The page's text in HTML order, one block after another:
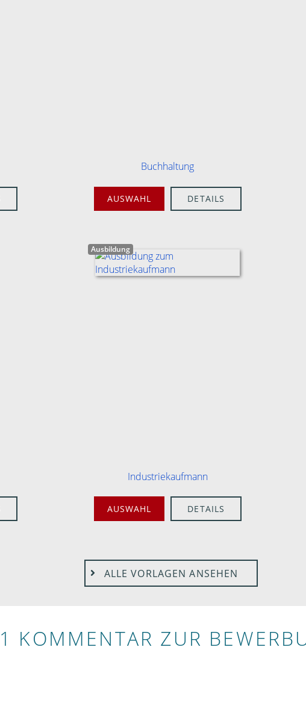
Buchhaltung
AUSWAHL DETAILS
Ausbildung
Industriekaufmann
AUSWAHL DETAILS
ALLE VORLAGEN ANSEHEN
1 KOMMENTAR ZUR